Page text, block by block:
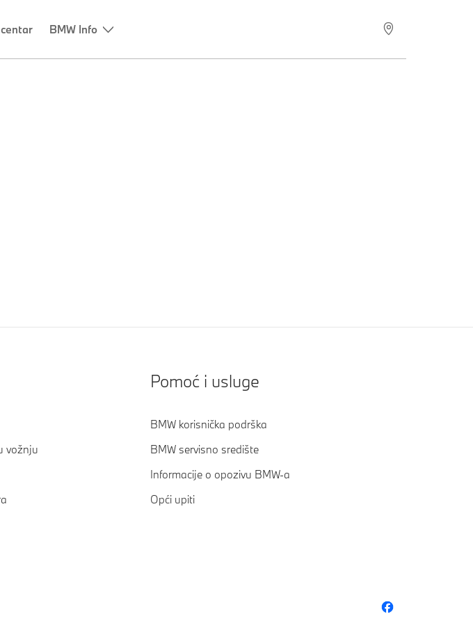
BMW Info
vožnju
Pomoć i usluge
BMW korisnička podrška
BMW servisno središte
Informacije o opozivu BMW-a
Opći upiti